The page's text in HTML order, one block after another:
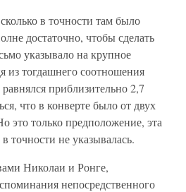
в точности там было
достаточно, чтобы сделать
указывало на крупное
из тогдашнего соотношения
приблизительно 2,7
что в конверте было от двух
это только предположение, эта
точности не указывалась.
Николаи и Ронге,
непосредственного